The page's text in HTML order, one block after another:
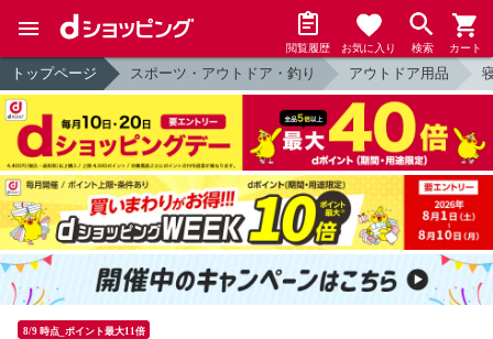
閲覧履歴 お気に入り 検索 カート
トップページ スポーツ・アウトドア・釣り アウトドア用品
8/9 時点_ポイント最大11倍